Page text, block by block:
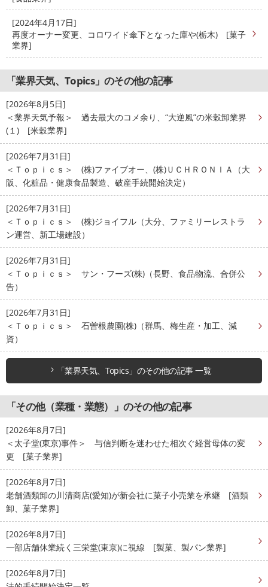
[2024年4月17日]
再度オーナー変更、コロワイド傘下となった庫や(栃木) [菓子
業界]
「業界天気、Topics」のその他の記事
[2026年8月5日]
＜業界天気予報＞ 過去最大のコメ余り、“大逆風”の米穀卸業界
(１) [米穀業界]
[2026年7月31日]
＜Ｔｏｐｉｃｓ＞ (株)ファイブオー、(株)ＵＣＨＲＯＮＩＡ（大
阪、化粧品・健康食品製造、破産手続開始決定）
[2026年7月31日]
＜Ｔｏｐｉｃｓ＞ (株)ジョイフル（大分、ファミリーレストラ
ン運営、新工場建設）
[2026年7月31日]
＜Ｔｏｐｉｃｓ＞ サン・フーズ(株)（長野、食品物流、合併公
告）
[2026年7月31日]
＜Ｔｏｐｉｃｓ＞ 石曽根農園(株)（群馬、梅生産・加工、減
資）
「業界天気、Topics」のその他の記事 一覧
「その他（業種・業態）」のその他の記事
[2026年8月7日]
＜太子堂(東京)事件＞ 与信判断を迷わせた相次ぐ経営母体の変
更 [菓子業界]
[2026年8月7日]
老舗酒類卸の川清商店(愛知)が新会社に菓子小売業を承継 [酒類
卸、菓子業界]
[2026年8月7日]
一部店舗休業続く三栄堂(東京)に視線 [製菓、製パン業界]
[2026年8月7日]